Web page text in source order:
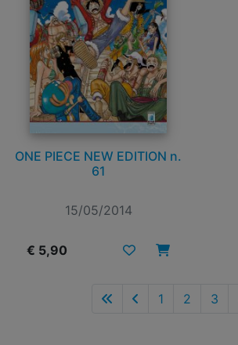
ONE PIECE NEW EDITION n.
61
15/05/2014
€ 5,90
1 2 3